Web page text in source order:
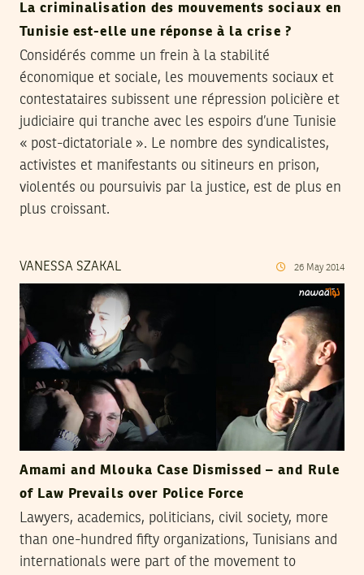
La criminalisation des mouvements sociaux en
Tunisie est-elle une réponse à la crise ?
Considérés comme un frein à la stabilité
économique et sociale, les mouvements sociaux et
contestataires subissent une répression policière et
judiciaire qui tranche avec les espoirs d’une Tunisie
« post-dictatoriale ». Le nombre des syndicalistes,
activistes et manifestants ou sitineurs en prison,
violentés ou poursuivis par la justice, est de plus en
plus croissant.
VANESSA SZAKAL 26 May 2014
Amami and Mlouka Case Dismissed – and Rule
of Law Prevails over Police Force
Lawyers, academics, politicians, civil society, more
than one-hundred fifty organizations, Tunisians and
internationals were part of the movement to